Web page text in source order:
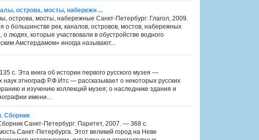
острова, мосты, набережн ...
острова, мосты, набережные Санкт-Петербург: Глагол, 2009.
о большинстве рек, каналов, островов, мостов, набережных
людях, которые участвовали в обустройстве водного
Амстердамом» иногда называют...
с. Эта книга об истории первого русского музея —
этнограф Р.Ф.Итс — рассказывает о некоторых русских
и изучению коллекций музея; о наследнике здания и
имени...
Сборник
Санкт-Петербург: Паритет, 2007. — 368 с.
Санкт-Петербурга. Этот великий город на Неве